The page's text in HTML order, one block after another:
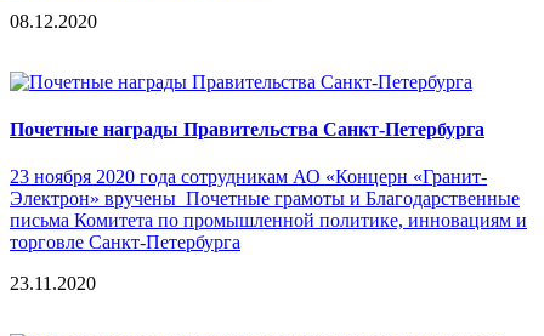
08.12.2020
Почетные награды Правительства Санкт-Петербурга
23 ноября 2020 года сотрудникам АО «Концерн «Гранит-
Электрон» вручены Почетные грамоты и Благодарственные
письма Комитета по промышленной политике, инновациям и
торговле Санкт-Петербурга
23.11.2020